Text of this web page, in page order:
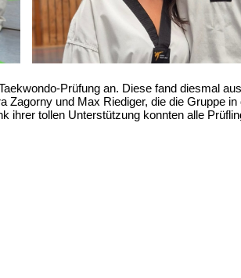
Prüfung an. Diese fand diesmal
Zagorny und Max Riediger, die die Gruppe
ihrer tollen Unterstützung konnten alle